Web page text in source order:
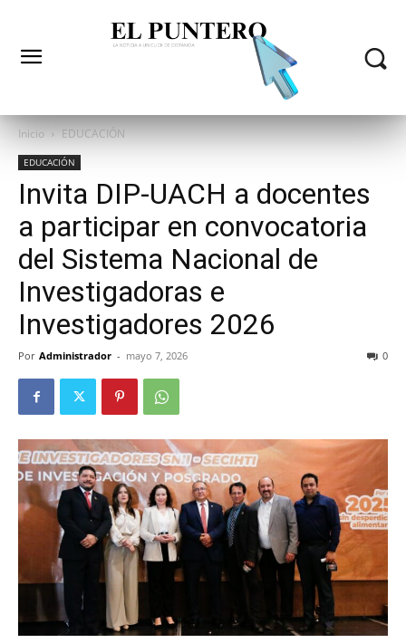
Inicio EDUCACIÓN
EDUCACIÓN
Invita DIP-UACH a docentes
a participar en convocatoria
del Sistema Nacional de
Investigadoras e
Investigadores 2026
Por Administrador - mayo 7, 2026 0